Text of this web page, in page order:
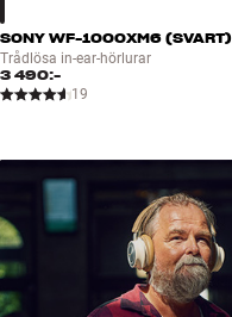
SONY WF-1000XM6 (SVART)
Trådlösa in-ear-hörlurar
3 490:-
19